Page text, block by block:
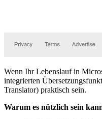
Wenn Ihr Lebenslauf in
integrierten
Translator) praktisch sein.
Warum es nützlich sein